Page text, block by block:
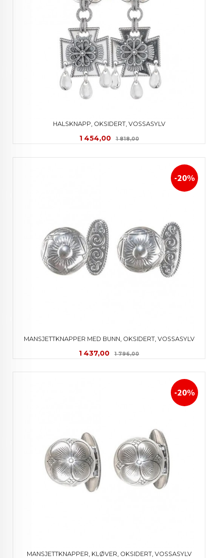
HALSKNAPP, OKSIDERT, VOSSASYLV
Tilbud
1 454,00 1 818,00Rabatt
MANSJETTKNAPPER MED BUNN, OKSIDERT, VOSSASYLV
Tilbud
1 437,00 1 796,00Rabatt
-20%
MANSJETTKNAPPER, KLØVER, OKSIDERT, VOSSASYLV
-20%